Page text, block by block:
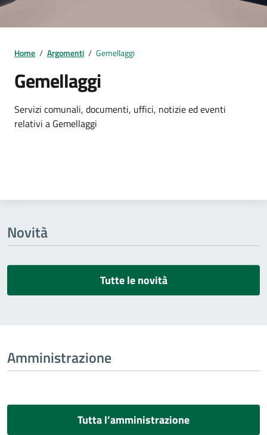
Home / Argomenti / Gemellaggi
Gemellaggi
Dettagli dell'argomento
Servizi comunali, documenti, uffici, notizie ed eventi
relativi a Gemellaggi
Novità
Tutte le novità
Amministrazione
Tutta l’amministrazione